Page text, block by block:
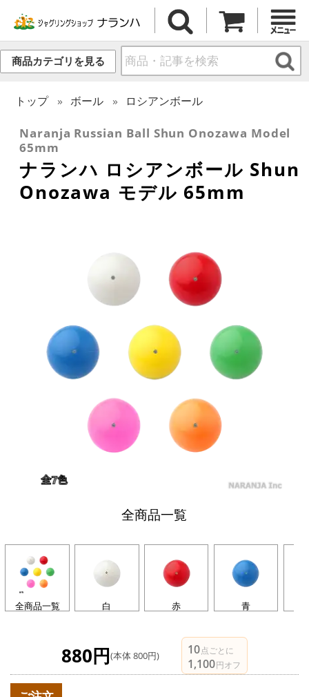
商品カテゴリを見る
トップ ボール ロシアンボール
Naranja Russian Ball Shun Onozawa Model
65mm
ナランハ ロシアンボール Shun
Onozawa モデル 65mm
全商品一覧
全商品一覧 白 赤 青
880円(本体 800円) 10点ごとに
1,100円オフ